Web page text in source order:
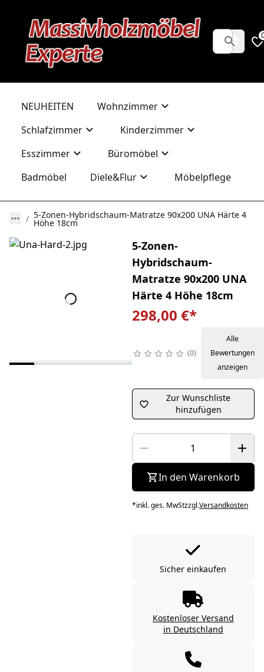
NEUHEITEN
Wohnzimmer
Schlafzimmer
Kinderzimmer
Esszimmer
Büromöbel
Badmöbel
Diele&Flur Möbelpflege
5-Zonen-Hybridschaum-Matratze 90x200 UNA Härte 4
Höhe 18cm
5-Zonen-
Hybridschaum-
Matratze 90x200 UNA
Härte 4 Höhe 18cm
298,00 €*
0
Alle
Bewertungen
anzeigen
Zur Wunschliste
hinzufügen
In den Warenkorb
*inkl. ges. MwStzzgl.Versandkosten
Sicher einkaufen
Kostenloser Versand
in Deutschland